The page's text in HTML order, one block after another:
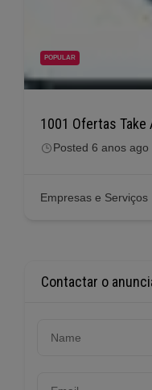
POPULAR
1001 Ofertas Take
Posted 6 anos ago
Empresas e Serviços
Contactar o